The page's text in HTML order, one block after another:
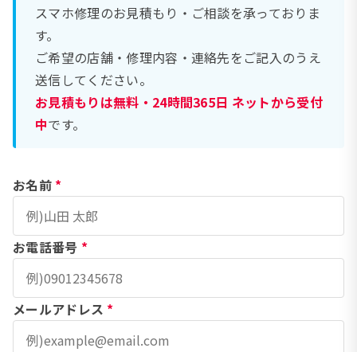
スマホ修理のお見積もり・ご相談を承っておりま
す。
ご希望の店舗・修理内容・連絡先をご記入のうえ
送信してください。
お見積もりは無料・24時間365日 ネットから受付
中です。
お名前 *
お電話番号 *
メールアドレス *